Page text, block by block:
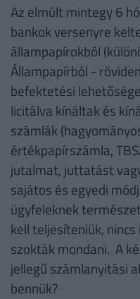
Az elmúlt mintegy 6
bankok versenyre
állampapírokból
Állampapírból -
befektetési
licitálva kínáltak és
számlák
értékpapírszámla,
jutalmat, juttatást
sajátos és egyedi
ügyfeleknek
kell teljesíteniük,
szokták mondani. A
jellegű számlanyitási
bennük?